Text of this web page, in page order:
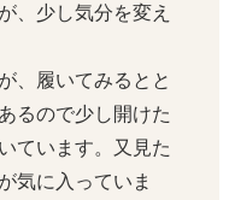
、少し気分を変え
、履いてみるとと
るので少し開けた
ています。又見た
気に入っていま